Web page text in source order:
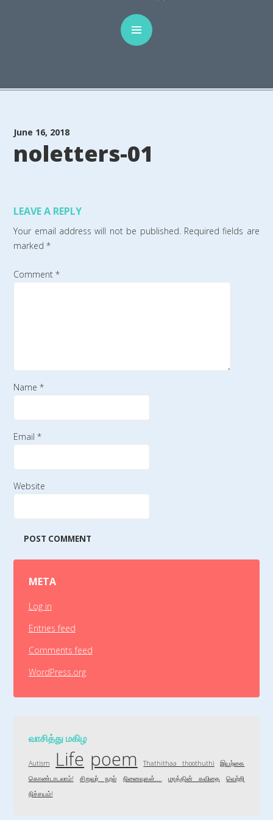
June 16, 2018
noletters-01
LEAVE A REPLY
Your email address will not be published. Required fields are
marked*
Comment*
Name*
Email*
Website
META
Log in
Entries feed
Comments feed
WordPress.org
வாசித்து மகிழ
Autism Life poem Thathithaa thoothuthi
இயற்கை
கொண்டாடலாம்!
சிறுவர் நூல் நினைவுகள்.... மரத்தின் கவிதை
வெற்றி
நிச்சயம்!